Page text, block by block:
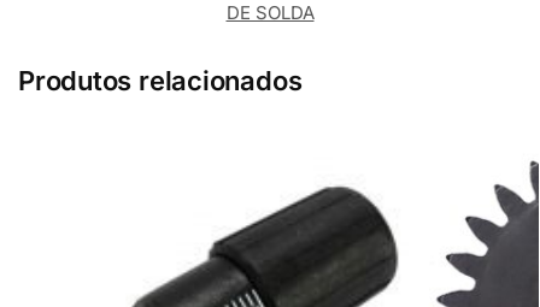
DE SOLDA
Produtos relacionados